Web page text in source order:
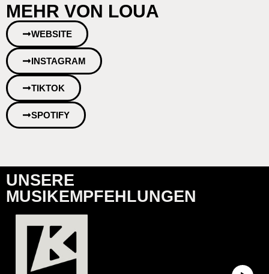
MEHR VON LOUA
WEBSITE
INSTAGRAM
TIKTOK
SPOTIFY
UNSERE
MUSIKEMPFEHLUNGEN